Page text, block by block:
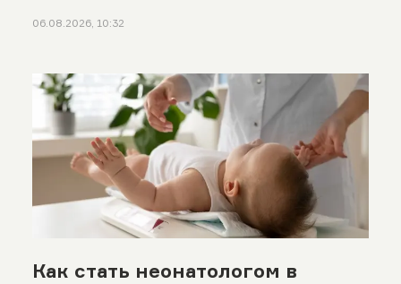
06.08.2026, 10:32
Как стать неонатологом в